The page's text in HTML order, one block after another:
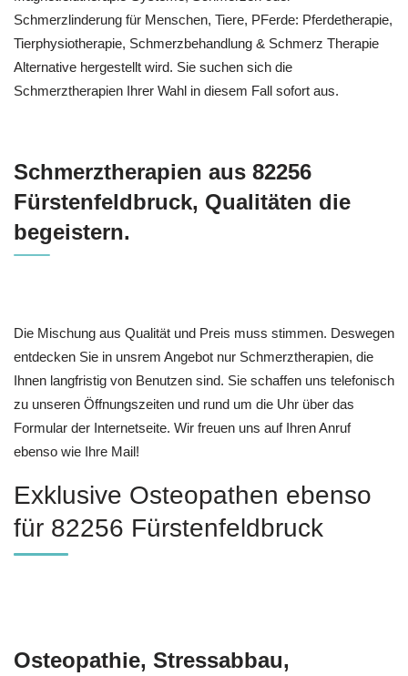
Schmerzlinderung für Menschen, Tiere, PFerde: Pferdetherapie,
Tierphysiotherapie, Schmerzbehandlung & Schmerz Therapie
Alternative hergestellt wird. Sie suchen sich die
Schmerztherapien Ihrer Wahl in diesem Fall sofort aus.
Schmerztherapien aus 82256
Fürstenfeldbruck, Qualitäten die
begeistern.
Die Mischung aus Qualität und Preis muss stimmen. Deswegen
entdecken Sie in unsrem Angebot nur Schmerztherapien, die
Ihnen langfristig von Benutzen sind. Sie schaffen uns telefonisch
zu unseren Öffnungszeiten und rund um die Uhr über das
Formular der Internetseite. Wir freuen uns auf Ihren Anruf
ebenso wie Ihre Mail!
Exklusive Osteopathen ebenso
für 82256 Fürstenfeldbruck
Osteopathie, Stressabbau,